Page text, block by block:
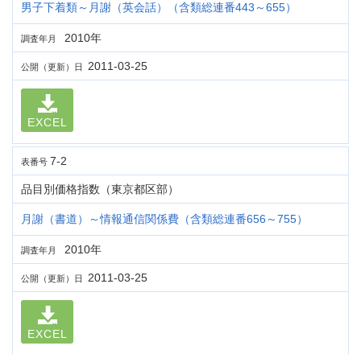
男子下着類～月謝（英会話）（含類総連番443～655）
調査年月 2010年
公開（更新）日 2011-03-25
EXCEL
表番号 7-2
品目別価格指数（東京都区部）
月謝（書道）～情報通信関係費（含類総連番656～755）
調査年月 2010年
公開（更新）日 2011-03-25
EXCEL